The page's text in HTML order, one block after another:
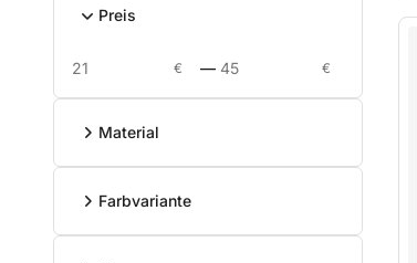
Preis
€ — €
Material
Farbvariante